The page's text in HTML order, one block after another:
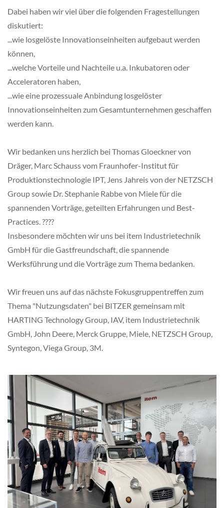
Dabei haben wir viel über die folgenden Fragestellungen
diskutiert:
...wie losgelöste Innovationseinheiten aufgebaut werden
können,
...welche Vorteile und Nachteile u.a. Inkubatoren oder
Acceleratoren haben,
...wie eine prozessuale Anbindung losgelöster
Innovationseinheiten zum Gesamtunternehmen geschaffen
werden kann.
Wir bedanken uns herzlich bei Thomas Gloeckner von
Dräger, Marc Schauss vom Fraunhofer-Institut für
Produktionstechnologie IPT, Jens Jahreis von der NETZSCH
Group sowie Dr. Stephanie Rabbe von Miele für die
spannenden Vorträge, geteilten Erfahrungen und Best-
Practices. ????
Insbesondere möchten wir uns bei item Industrietechnik
GmbH für die Gastfreundschaft, die spannende
Werksführung und die Vorträge zum Thema bedanken.
Wir freuen uns auf das nächste Fokusgruppentreffen zum
Thema "Nutzungsdaten" bei BITZER gemeinsam mit
HARTING Technology Group, IAV, item Industrietechnik
GmbH, John Deere, Merck Gruppe, Miele, NETZSCH Group,
Syntegon, Viega Group, 3M.